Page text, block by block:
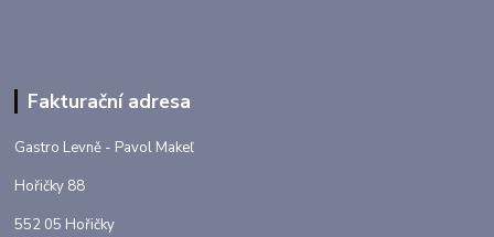
Fakturační adresa
Gastro Levně - Pavol Makeľ
Hořičky 88
552 05 Hořičky